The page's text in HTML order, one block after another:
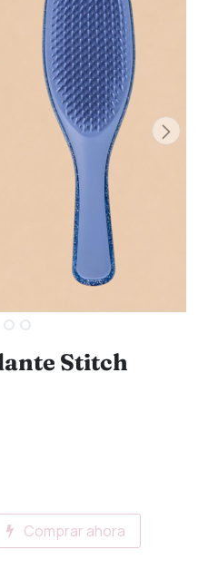
Stitch
Comprar ahora